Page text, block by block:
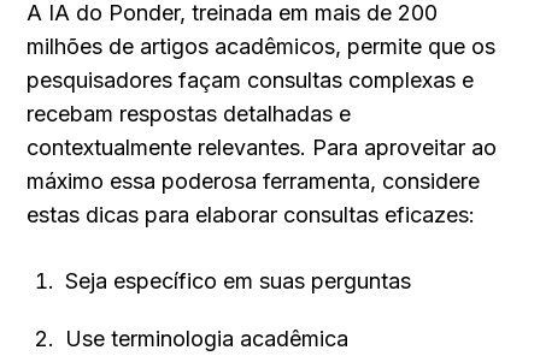
A IA do Ponder, treinada em mais de 200
milhões de artigos acadêmicos, permite que os
pesquisadores façam consultas complexas e
recebam respostas detalhadas e
contextualmente relevantes. Para aproveitar ao
máximo essa poderosa ferramenta, considere
estas dicas para elaborar consultas eficazes:
Seja específico em suas perguntas
Use terminologia acadêmica